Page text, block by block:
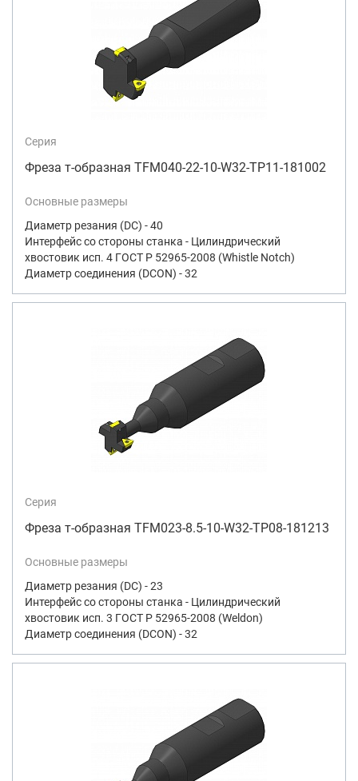
Серия
Фреза т-образная TFM040-22-10-W32-TP11-181002
Основные размеры
Диаметр резания (DC) - 40
Интерфейс со стороны станка - Цилиндрический
хвостовик исп. 4 ГОСТ Р 52965-2008 (Whistle Notch)
Диаметр соединения (DCON) - 32
Серия
Фреза т-образная TFM023-8.5-10-W32-TP08-181213
Основные размеры
Диаметр резания (DC) - 23
Интерфейс со стороны станка - Цилиндрический
хвостовик исп. 3 ГОСТ Р 52965-2008 (Weldon)
Диаметр соединения (DCON) - 32